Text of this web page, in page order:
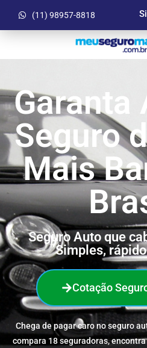
(11) 98957-8818
Garanta
Seguro
Mais
Seguro Auto que
Simples,
Cotação
Chega de pagar caro no seguro
compara 18 seguradoras,